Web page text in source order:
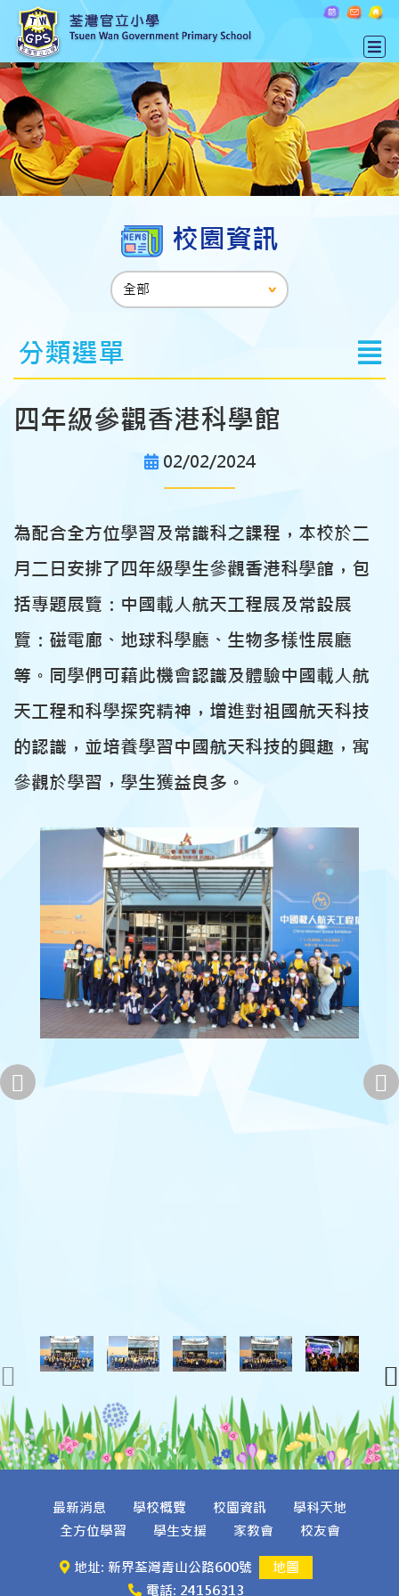
校園資訊
分類選單
四年級參觀香港科學館
02/02/2024
為配合全方位學習及常識科之課程，本校於二
月二日安排了四年級學生參觀香港科學館，包
括專題展覽：中國載人航天工程展及常設展
覽：磁電廊、地球科學廳、生物多樣性展廳
等。同學們可藉此機會認識及體驗中國載人航
天工程和科學探究精神，增進對祖國航天科技
的認識，並培養學習中國航天科技的興趣，寓
參觀於學習，學生獲益良多。
最新消息 學校概覽 校園資訊
學科天地
全方位學習
學生支援 家教會 校友會
地址: 新界荃灣青山公路600號
地圖
電話: 24156313